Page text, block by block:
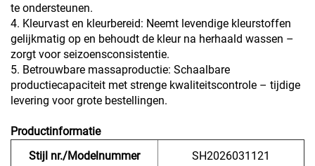
te ondersteunen.
4. Kleurvast en kleurbereid: Neemt levendige kleurstoffen
gelijkmatig op en behoudt de kleur na herhaald wassen –
zorgt voor seizoensconsistentie.
5. Betrouwbare massaproductie: Schaalbare
productiecapaciteit met strenge kwaliteitscontrole – tijdige
levering voor grote bestellingen.
Productinformatie
Stijl nr./Modelnummer
SH2026031121